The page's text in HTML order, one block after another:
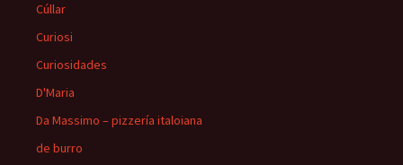
Cúllar
Curiosi
Curiosidades
D'Maria
Da Massimo – pizzería italoiana
de burro